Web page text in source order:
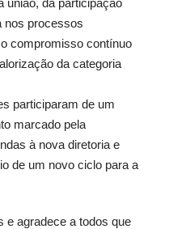
nos processos
compromisso contínuo
da categoria
participaram de um
marcado pela
à nova diretoria e
de um novo ciclo para a
e agradece a todos que